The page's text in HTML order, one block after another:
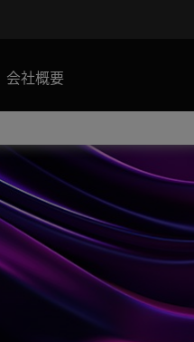
会社概要